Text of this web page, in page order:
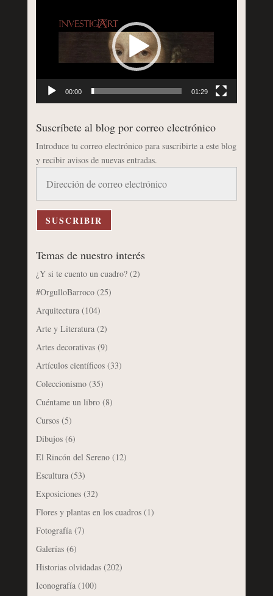
00:00 01:29
Suscríbete al blog por correo electrónico
Introduce tu correo electrónico para suscribirte a este blog
y recibir avisos de nuevas entradas.
correo
electrónico
SUSCRIBIR
Temas de nuestro interés
¿Y si te cuento un cuadro?(2)
#OrgulloBarroco(25)
Arquitectura(104)
Arte y Literatura(2)
Artes decorativas(9)
Artículos científicos(33)
Coleccionismo(35)
Cuéntame un libro(8)
Cursos(5)
Dibujos(6)
El Rincón del Sereno(12)
Escultura(53)
Exposiciones(32)
Flores y plantas en los cuadros(1)
Fotografía(7)
Galerías(6)
Historias olvidadas(202)
Iconografía(100)